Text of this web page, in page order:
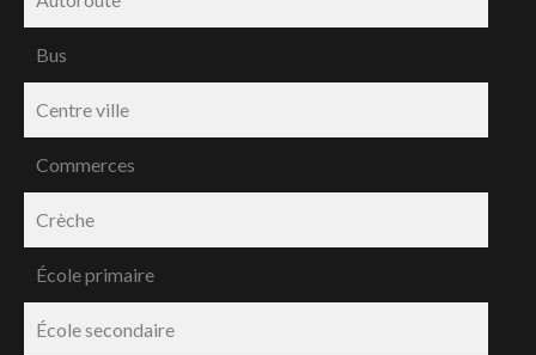
Bus
Centre ville
Commerces
Crèche
École primaire
École secondaire